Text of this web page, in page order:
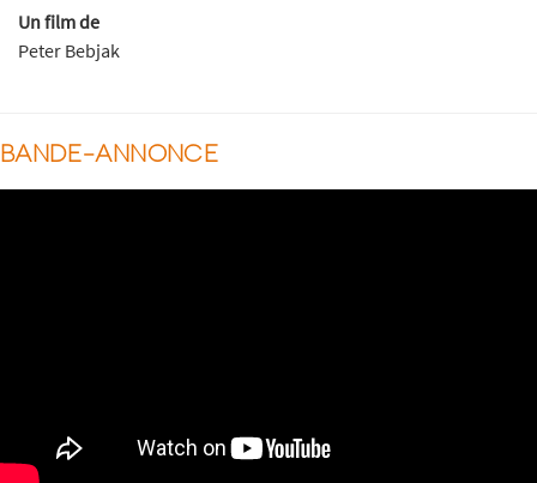
Un film de
Peter Bebjak
BANDE-ANNONCE